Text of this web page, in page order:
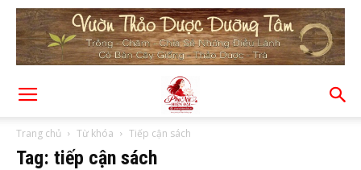
Trang chủ Từ khóa Tiếp cận sách
Tag: tiếp cận sách